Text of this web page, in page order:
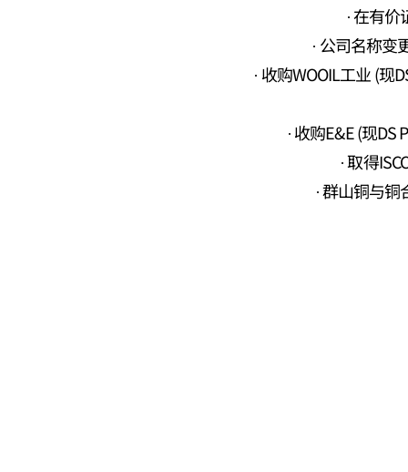
在有价
公司名称变
收购WOOIL工业 (现
收购E&E (现DS
取得
群山铜与铜